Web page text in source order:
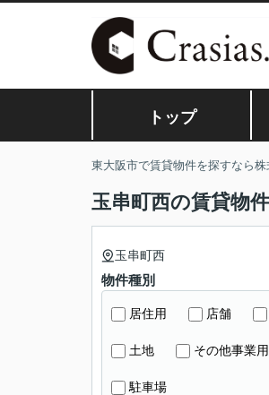
トップ
東大阪市で賃貸物件を探すなら株
玉串町西の賃貸物
玉串町西
物件種別
居住用 店舗
土地 その他事業用
駐車場